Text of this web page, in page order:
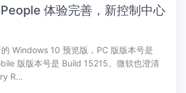
体验完善，新控制中心
Windows 10 预览版，PC 版版本号是
版版本号是 Build 15215。微软也澄清
R…